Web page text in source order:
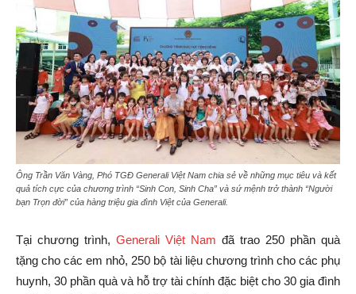
Ông Trần Văn Vàng, Phó TGĐ Generali Việt Nam chia sẻ về những mục tiêu và kết
quả tích cực của chương trình “Sinh Con, Sinh Cha” và sứ mệnh trở thành “Người
bạn Trọn đời” của hàng triệu gia đình Việt của Generali.
Tại chương trình, Generali Việt Nam đã trao 250 phần quà
tặng cho các em nhỏ, 250 bộ tài liệu chương trình cho các phụ
huynh, 30 phần quà và hỗ trợ tài chính đặc biệt cho 30 gia đình